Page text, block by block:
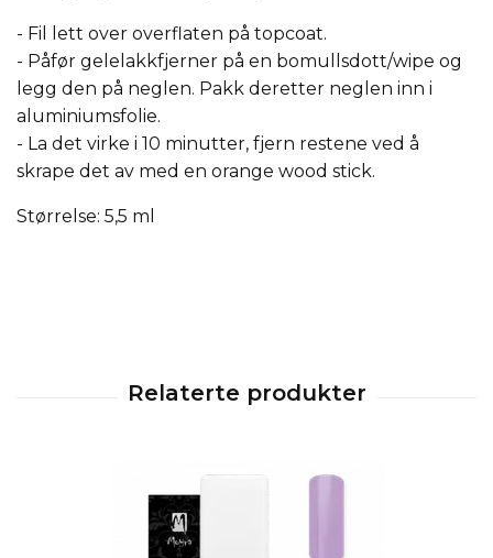
- Fil lett over overflaten på topcoat.
- Påfør gelelakkfjerner på en bomullsdott/wipe og
legg den på neglen. Pakk deretter neglen inn i
aluminiumsfolie.
- La det virke i 10 minutter, fjern restene ved å
skrape det av med en orange wood stick.
Størrelse: 5,5 ml